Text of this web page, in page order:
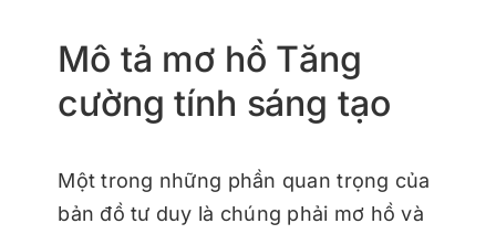
Mô tả mơ hồ Tăng
cường tính sáng tạo
Một trong những phần quan trọng của
bản đồ tư duy là chúng phải mơ hồ và